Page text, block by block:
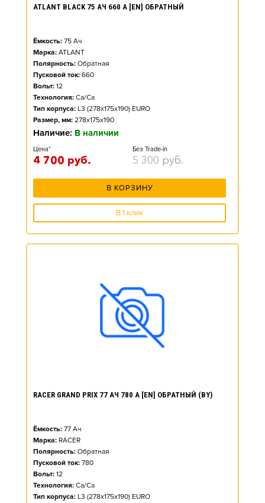
ATLANT BLACK 75 АЧ 660 А [EN] ОБРАТНЫЙ
Ёмкость: 75 Ач
Марка: ATLANT
Полярность: Обратная
Пусковой ток: 660
Вольт: 12
Технология: Ca/Ca
Тип корпуса: L3 (278x175x190) EURO
Размер, мм: 278x175x190
Наличие: В наличии
Цена*
4 700 руб.
Без Trade-in
5 300 руб.
В КОРЗИНУ
В 1 клик
RACER GRAND PRIX 77 АЧ 780 А [EN] ОБРАТНЫЙ (BY)
Ёмкость: 77 Ач
Марка: RACER
Полярность: Обратная
Пусковой ток: 780
Вольт: 12
Технология: Ca/Ca
Тип корпуса: L3 (278x175x190) EURO